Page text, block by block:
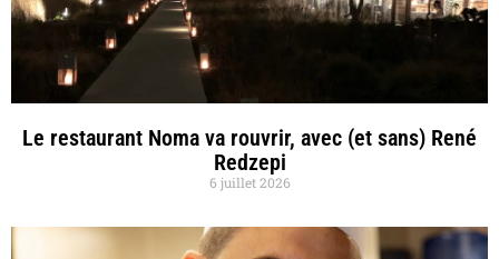
Le restaurant Noma va rouvrir, avec (et sans) René
Redzepi
6 juillet 2026